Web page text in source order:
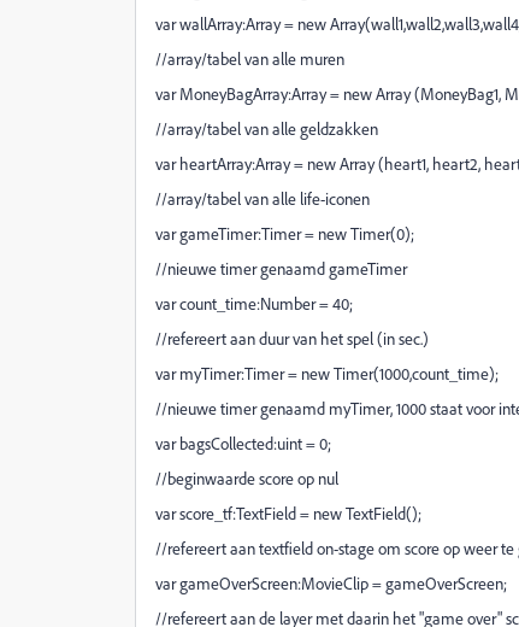
var wallArray:Array = new
//array/tabel van alle muren
var MoneyBagArray:Array = new Array (MoneyBag1,
//array/tabel van alle geldzakken
var heartArray:Array = new Array (heart1, heart2,
//array/tabel van alle life-iconen
var gameTimer:Timer = new Timer(0);
//nieuwe timer genaamd gameTimer
var count_time:Number = 40;
//refereert aan duur van het spel (in sec.)
var myTimer:Timer = new Timer(1000,count_time);
//nieuwe timer genaamd myTimer, 1000 staat voor
var bagsCollected:uint = 0;
//beginwaarde score op nul
var score_tf:TextField = new TextField();
//refereert aan textfield on-stage om score op weer te
var gameOverScreen:MovieClip = gameOverScreen;
//refereert aan de layer met daarin het "game over"